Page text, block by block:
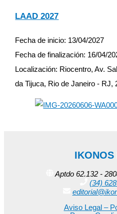
LAAD 2027
Fecha de inicio: 13/04/2027
Fecha de finalización: 16/04/
Localización: Riocentro, Av.
da Tijuca, Rio de Janeiro - RJ,
IKONOS
Aptdo 62.132 -
(34)
Aviso Legal –